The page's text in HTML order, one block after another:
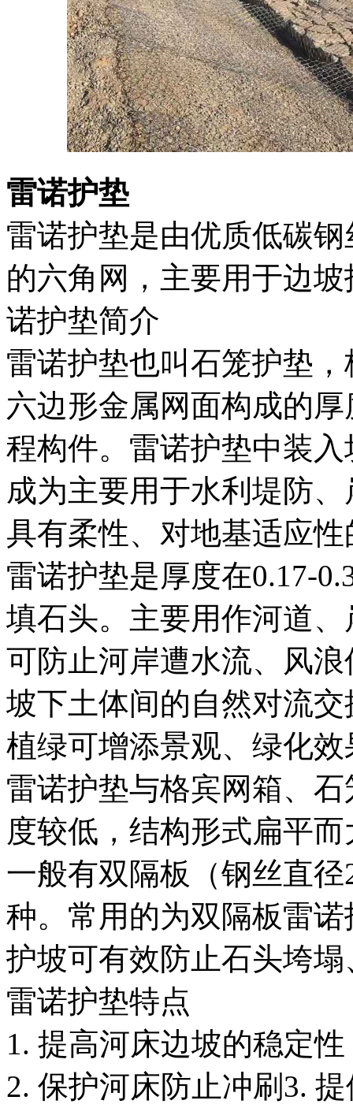
雷诺护垫
雷诺护垫是由优质低碳
的六角网，主要用于边
诺护垫简介
雷诺护垫也叫石笼护垫
六边形金属网面构成的
程构件。雷诺护垫中装
成为主要用于水利堤防
具有柔性、对地基适应
雷诺护垫是厚度在0.17-
填石头。主要用作河道
可防止河岸遭水流、风
坡下土体间的自然对流
植绿可增添景观、绿化效
雷诺护垫与格宾网箱、
度较低，结构形式扁平
一般有双隔板（钢丝直径
种。常用的为双隔板雷
护坡可有效防止石头垮
雷诺护垫特点
1. 提高河床边坡的稳定性
2. 保护河床防止冲刷3.